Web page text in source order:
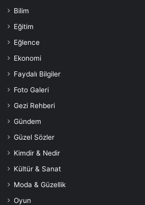
Bilim
Eğitim
Eğlence
Ekonomi
Faydalı Bilgiler
Foto Galeri
Gezi Rehberi
Gündem
Güzel Sözler
Kimdir & Nedir
Kültür & Sanat
Moda & Güzellik
Oyun